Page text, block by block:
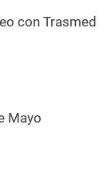
con Trasmed
Mayo